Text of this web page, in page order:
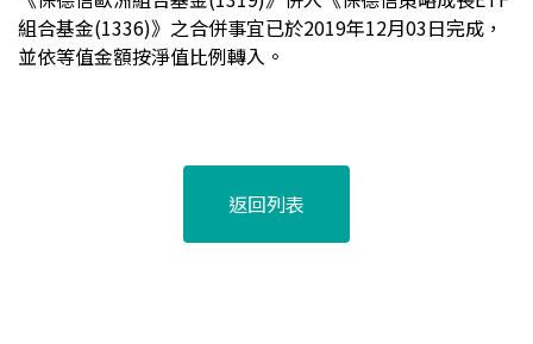
組合基金(1336)》之合併事宜已於2019年12月03日完成，
並依等值金額按淨值比例轉入。
返回列表